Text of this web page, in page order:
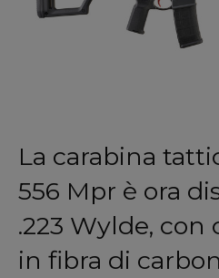
La carabina
556 Mpr è ora
.223 Wylde, con
in fibra di